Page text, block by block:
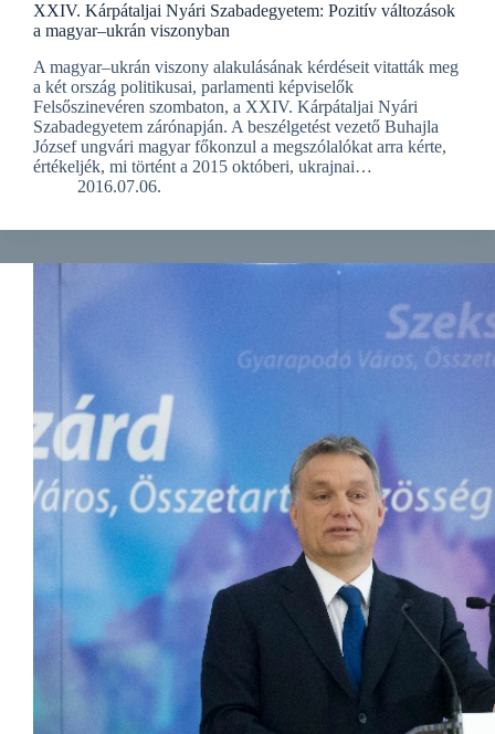
XXIV. Kárpátaljai Nyári Szabadegyetem: Pozitív változások
a magyar–ukrán viszonyban
A magyar–ukrán viszony alakulásának kérdéseit vitatták meg
a két ország politikusai, parlamenti képviselők
Felsőszinevéren szombaton, a XXIV. Kárpátaljai Nyári
Szabadegyetem zárónapján. A beszélgetést vezető Buhajla
József ungvári magyar főkonzul a megszólalókat arra kérte,
értékeljék, mi történt a 2015 októberi, ukrajnai…
2016.07.06.